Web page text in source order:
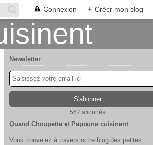
Connexion + Créer mon blog
Newsletter
567 abonnés
Quand Choupette et Papoune cuisinent
Vous trouverez à travers notre blog des petites